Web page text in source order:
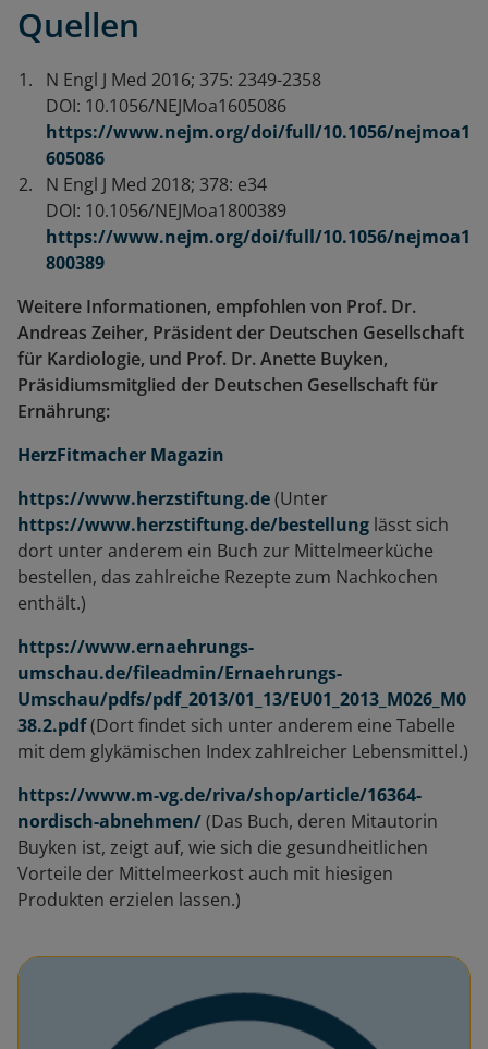
Quellen
N Engl J Med 2016; 375: 2349-2358
DOI: 10.1056/NEJMoa1605086
https://www.nejm.org/doi/full/10.1056/nejmoa1
605086
N Engl J Med 2018; 378: e34
DOI: 10.1056/NEJMoa1800389
https://www.nejm.org/doi/full/10.1056/nejmoa1
800389
Weitere Informationen, empfohlen von Prof. Dr.
Andreas Zeiher, Präsident der Deutschen Gesellschaft
für Kardiologie, und Prof. Dr. Anette Buyken,
Präsidiumsmitglied der Deutschen Gesellschaft für
Ernährung:
HerzFitmacher Magazin
https://www.herzstiftung.de(Unter
https://www.herzstiftung.de/bestellung lässt sich
dort unter anderem ein Buch zur Mittelmeerküche
bestellen, das zahlreiche Rezepte zum Nachkochen
enthält.)
https://www.ernaehrungs-
umschau.de/fileadmin/Ernaehrungs-
Umschau/pdfs/pdf_2013/01_13/EU01_2013_M026_M0
38.2.pdf(Dort findet sich unter anderem eine Tabelle
mit dem glykämischen Index zahlreicher Lebensmittel.)
https://www.m-vg.de/riva/shop/article/16364-
nordisch-abnehmen/(Das Buch, deren Mitautorin
Buyken ist, zeigt auf, wie sich die gesundheitlichen
Vorteile der Mittelmeerkost auch mit hiesigen
Produkten erzielen lassen.)